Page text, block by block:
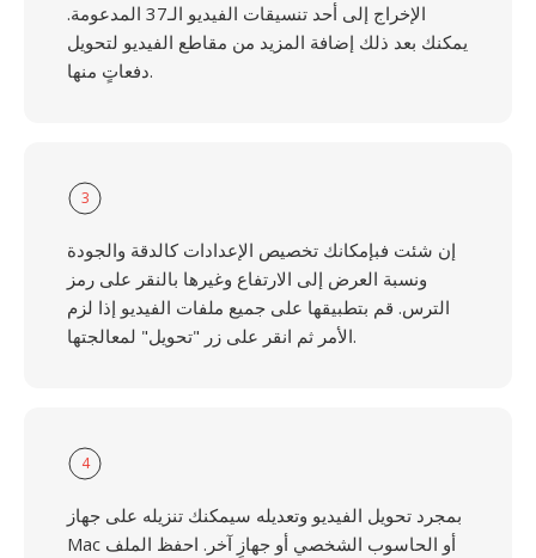
الإخراج إلى أحد تنسيقات الفيديو الـ37 المدعومة.
يمكنك بعد ذلك إضافة المزيد من مقاطع الفيديو لتحويل
دفعاتٍ منها.
3
إن شئت فبإمكانك تخصيص الإعدادات كالدقة والجودة
ونسبة العرض إلى الارتفاع وغيرها بالنقر على رمز
الترس. قم بتطبيقها على جميع ملفات الفيديو إذا لزم
الأمر ثم انقر على زر "تحويل" لمعالجتها.
4
بمجرد تحويل الفيديو وتعديله سيمكنك تنزيله على جهاز
Mac أو الحاسوب الشخصي أو جهازٍ آخر. احفظ الملف